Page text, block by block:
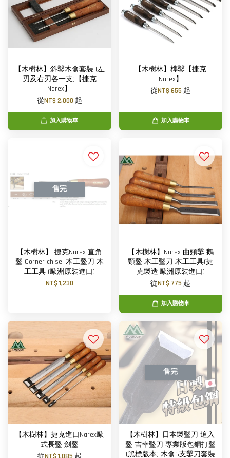
【木樹林】斜鑿木盒套裝 (左
刃及右刃各一支)【捷克
Narex】
從NT$ 2,000 起
加入購物車
【木樹林】榫鑿【捷克
Narex】
從NT$ 655 起
加入購物車
售完
【木樹林】 捷克Narex 直角
鑿 Corner chisel 木工鑿刀 木
工工具 (歐洲原裝進口)
NT$ 1,230
【木樹林】Narex 曲頸鑿 鵝
頸鑿 木工鑿刀 木工工具(捷
克製造,歐洲原裝進口)
從NT$ 775 起
加入購物車
【木樹林】捷克進口Narex歐
式長鑿 劍鑿
售完
【木樹林】日本製鑿刀 追入
鑿 吉幸鑿刀 專業版包鋼打鑿
(黑標版本) 木盒6支鑿刀套裝